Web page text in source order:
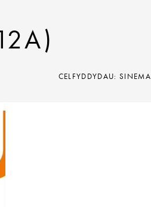
CELFYDDYDAU: SINEMA